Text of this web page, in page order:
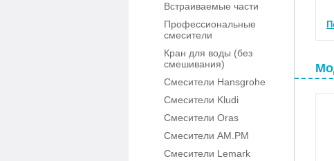
Встраиваемые части
Профессиональные
смесители
Кран для воды (без
смешивания)
Смесители Hansgrohe
Смесители Kludi
Смесители Oras
Смесители AM.PM
Смесители Lemark